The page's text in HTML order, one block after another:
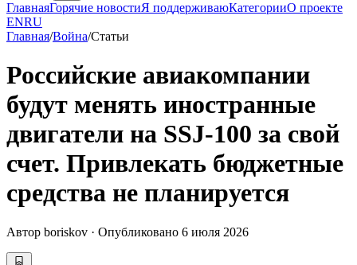
ГлавнаяГорячие новостиЯ поддерживаюКатегорииО проекте
ENRU
Главная/Война/Статьи
Российские авиакомпании
будут менять иностранные
двигатели на SSJ-100 за свой
счет. Привлекать бюджетные
средства не планируется
Автор boriskov · Опубликовано 6 июля 2026